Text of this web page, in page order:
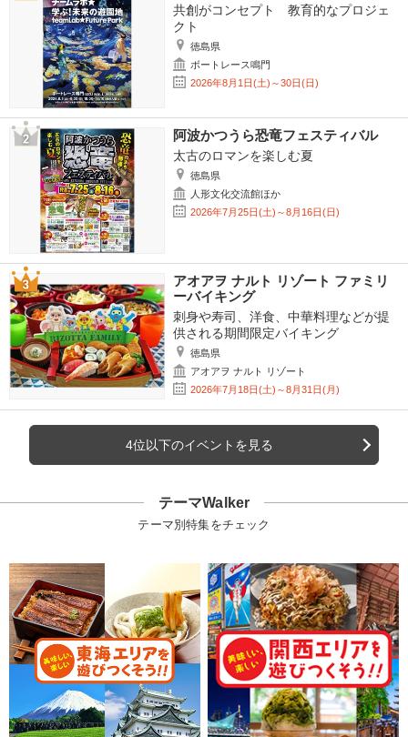
共創がコンセプト 教育的なプロジェ
クト
徳島県
ボートレース鳴門
2026年8月1日(土)～30日(日)
阿波かつうら恐竜フェスティバル
太古のロマンを楽しむ夏
徳島県
人形文化交流館ほか
2026年7月25日(土)～8月16日(日)
アオアヲ ナルト リゾート ファミリ
ーバイキング
刺身や寿司、洋食、中華料理などが提
供される期間限定バイキング
徳島県
アオアヲ ナルト リゾート
2026年7月18日(土)～8月31日(月)
4位以下のイベントを見る
テーマWalker
テーマ別特集をチェック